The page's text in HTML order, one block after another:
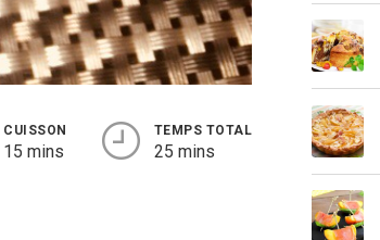
CUISSON
15 mins
TEMPS TOTAL
25 mins